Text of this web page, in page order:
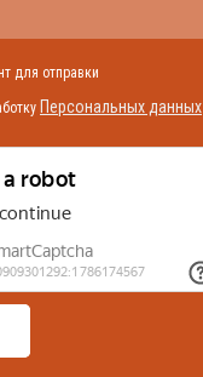
для отправки
Персональных данных